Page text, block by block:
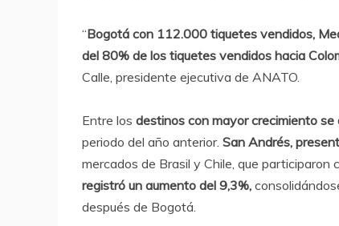
“Bogotá con 112.000 tiquetes vendidos,
del 80% de los tiquetes vendidos hacia
Calle, presidente ejecutiva de ANATO.
Entre los destinos con mayor crecimiento
periodo del año anterior. San Andrés,
mercados de Brasil y Chile, que
registró un aumento del 9,3%,
después de Bogotá.